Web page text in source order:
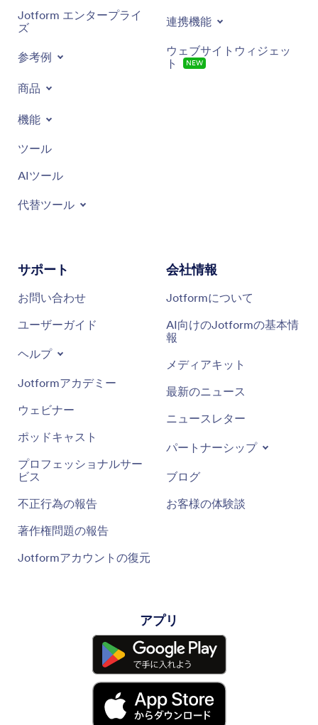
Jotform エンタープライ
ズ
参考例
商品
機能
ツール
AIツール
代替ツール
連携機能
ウェブサイトウィジェッ
ト
NEW
サポート
お問い合わせ
ユーザーガイド
ヘルプ
Jotformアカデミー
ウェビナー
ポッドキャスト
プロフェッショナルサー
ビス
不正行為の報告
著作権問題の報告
Jotformアカウントの復元
会社情報
Jotformについて
AI向けのJotformの基本情
報
メディアキット
最新のニュース
ニュースレター
パートナーシップ
ブログ
お客様の体験談
アプリ